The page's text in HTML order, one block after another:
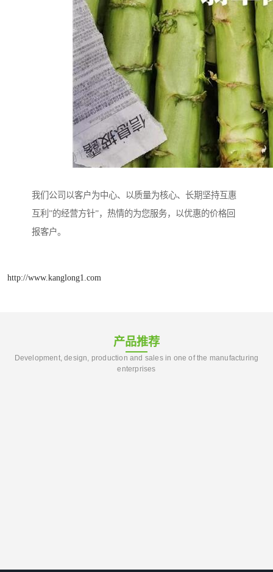
我们公司以客户为中心、以质量为核心、长期坚持互惠
互利”的经营方针”，热情的为您服务，以优惠的价格回
报客户。
http://www.kanglong1.com
产品推荐
Development, design, production and sales in one of the manufacturing
enterprises